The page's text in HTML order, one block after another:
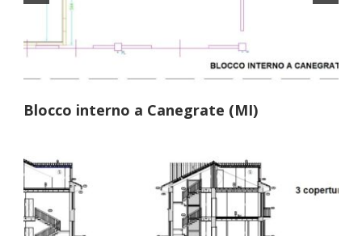
Blocco interno a Canegrate (MI)